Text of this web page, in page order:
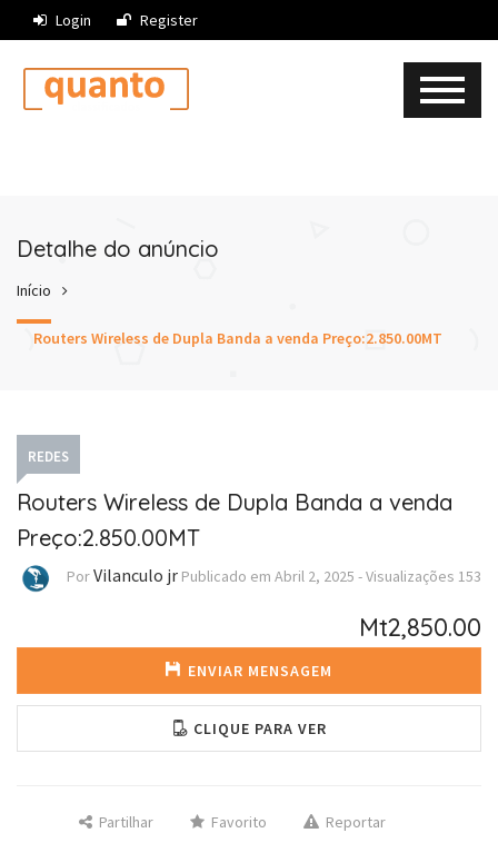
Login Register
Detalhe do anúncio
Início
Routers Wireless de Dupla Banda a venda Preço:2.850.00MT
REDES
Routers Wireless de Dupla Banda a venda
Preço:2.850.00MT
PorVilanculo jr Publicado em Abril 2, 2025 -Visualizações 153
Mt2,850.00
ENVIAR MENSAGEM
CLIQUE PARA VER
Partilhar Favorito Reportar